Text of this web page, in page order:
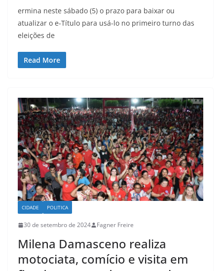
ermina neste sábado (5) o prazo para baixar ou
atualizar o e-Título para usá-lo no primeiro turno das
eleições de
Read More
CIDADE POLITICA
30 de setembro de 2024 Fagner Freire
Milena Damasceno realiza
motociata, comício e visita em